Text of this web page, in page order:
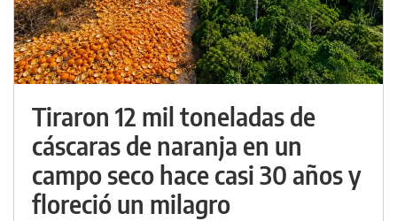
Tiraron 12 mil toneladas de
cáscaras de naranja en un
campo seco hace casi 30 años y
floreció un milagro